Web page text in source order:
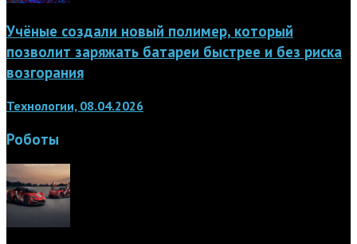
Учёные создали новый полимер, который
позволит заряжать батареи быстрее и без риска
возгорания
Технологии, 08.04.2026
Роботы